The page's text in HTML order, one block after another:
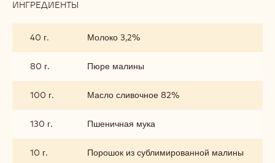
ИНГРЕДИЕНТЫ
40 г.
Молоко 3,2%
80 г. Пюре малины
100 г. Масло сливочное 82%
130 г. Пшеничная мука
10 г. Порошок из сублимированной малины